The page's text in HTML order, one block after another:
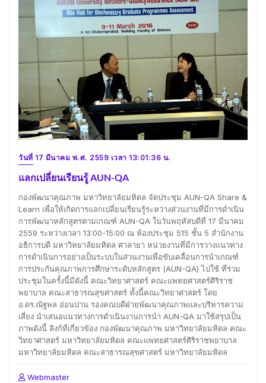
วันที่ 17 มีนาคม พ.ศ. 2559 เวลา 13:01:36 น.
แลกเปลี่ยนเรียนรู้ AUN-QA
กองพัฒนาคุณภาพ มหาวิทยาลัยมหิดล จัดประชุม AUN-QA Share &
Learn เพื่อให้เกิดการแลกเปลี่ยนเรียนรู้ระหว่างส่วนงานที่มีการดำเนิน
การพัฒนาหลักสูตรตามเกณฑ์ AUN-QA ในวันพฤหัสบดีที่ 17 มีนาคม
2559 ระหว่างเวลา 13:00-15:00 ณ ห้องประชุม 515 ชั้น 5 สำนักงาน
อธิการบดี มหาวิทยาลัยมหิดล ศาลายา หน่วยงานที่มีการวางแนวทาง
การดำเนินการอย่างเป็นระบบในส่วนงานเพื่อขับเคลื่อนการนำเกณฑ์
การประกันคุณภาพการศึกษาระดับหลักสูตร (AUN-QA) ไปใช้ ที่ร่วม
ประชุมในครั้งนี้มีดังนี้ คณะวิทยาศาสตร์ คณะแพทยศาสตร์ศิริราช
พยาบาล คณะสาธารณสุขศาสตร์ ทั้งนี้คณะวิทยาศาสตร์ โดย
อ.ดร.ณัฐพล อ่อนปาน รองคณบดีฝ่ายพัฒนาคุณภาพและบริหารความ
เสี่ยง นำเสนอแนวทางการดำเนินงานการนำ AUN-QA มาใช้สรุปเป็น
ภาพดังนี้ ลิงก์ที่เกี่ยวข้อง กองพัฒนาคุณภาพ มหาวิทยาลัยมหิดล คณะ
วิทยาศาสตร์ มหาวิทยาลัยมหิดล คณะแพทยศาสตร์ศิริราชพยาบาล
มหาวิทยาลัยมหิดล คณะสาธารณสุขศาสตร์ มหาวิทยาลัยมหิดล
Webmaster